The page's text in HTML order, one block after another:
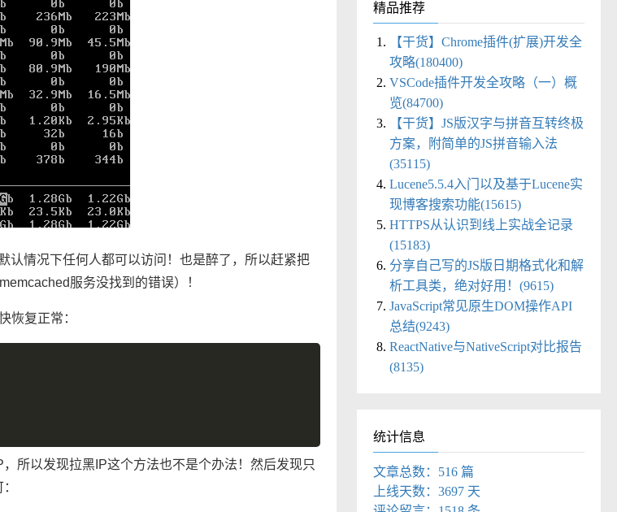
认情况下任何人都可以访问！也是醉了，所以赶紧把
服务没找到的错误）！
恢复正常：
所以发现拉黑IP这个方法也不是个办法！然后发现只
精品推荐
【干货】Chrome插件(扩展)开发全
攻略(180400)
VSCode插件开发全攻略（一）概
览(84700)
【干货】JS版汉字与拼音互转终极
方案，附简单的JS拼音输入法
(35115)
Lucene5.5.4入门以及基于Lucene实
现博客搜索功能(15615)
HTTPS从认识到线上实战全记录
(15183)
分享自己写的JS版日期格式化和解
析工具类，绝对好用！(9615)
JavaScript常见原生DOM操作API
总结(9243)
ReactNative与NativeScript对比报告
(8135)
统计信息
文章总数：516 篇
上线天数：3697 天